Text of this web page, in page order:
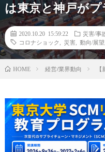
は東京と神戸が
2020.10.20 15:59:22
災害/事
コロナショック
災害 動向/展望
HOME 経営/業界動向